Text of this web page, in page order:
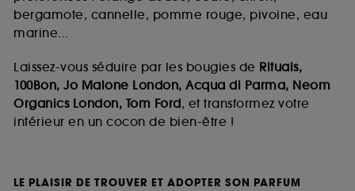
bergamote, cannelle, pomme rouge, pivoine, eau
marine...
Laissez-vous séduire par les bougies de Rituals,
100Bon, Jo Malone London, Acqua di Parma, Neom
Organics London, Tom Ford, et transformez votre
intérieur en un cocon de bien-être !
LE PLAISIR DE TROUVER ET ADOPTER SON PARFUM